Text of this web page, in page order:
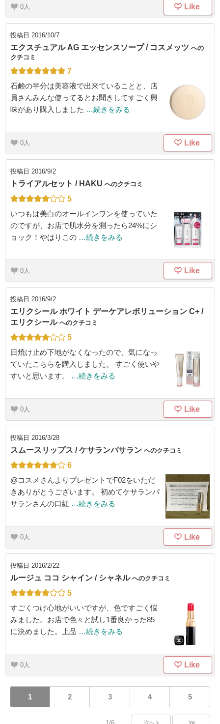
0 Like
投稿日 2016/10/7
エクスチュアル AG エッセンスソープ / コスメッツ への
クチコミ
7
石鹸の半分は美容液で出来ていることと、店
員さんみんな使ってるとお聞きしてすごく興
味があり購入しました …続きをみる
0 Like
投稿日 2016/9/2
トライアルセット / HAKU へのクチコミ
5
いつもは美白のオールインワンを使っていた
のですが、お店で肌水分を測ったら24%にシ
ョック！やはりこの …続きをみる
0 Like
投稿日 2016/9/2
エリクシール ホワイト デーケアレボリューション C+ /
エリクシール へのクチコミ
5
日焼け止め下地がなくなったので、気になっ
ていたこちらを購入しました。 すごく使いや
すいと思います。
…続きをみる
0 Like
投稿日 2016/3/28
スムースリップス / ケサランパサラン へのクチコミ
6
@コスメさんよりプレゼントでF02をいただ
きありがとうございます。 初めてケサランパ
サランさんの口紅 …続きをみる
0 Like
投稿日 2016/2/22
ルージュ ココ シャイン / シャネル へのクチコミ
5
すごくつけ心地がいいですが、色ですごく悩
みました。お店で色々と試し1番良かった85
に決めました。上品 …続きをみる
0 Like
1 2 3 4 5
次へ